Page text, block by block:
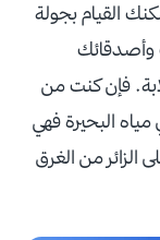
يُمكنك القيام بجولة
وأصدقائك
فإن كنت من
البحيرة فهي
من الغرق